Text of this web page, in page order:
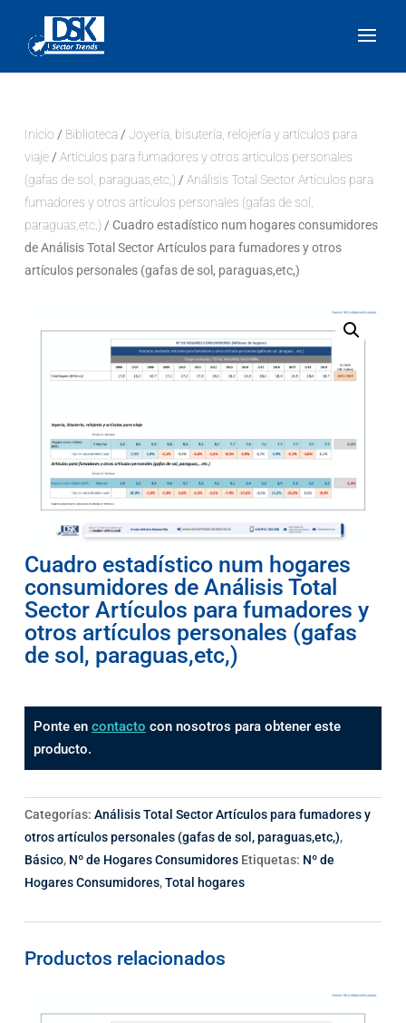
Inicio / Biblioteca/ Joyería, bisutería, relojería y artículos para
viaje/ Artículos para fumadores y otros artículos personales
(gafas de sol, paraguas,etc,) / Análisis Total Sector Artículos para
fumadores y otros artículos personales (gafas de sol,
paraguas,etc,) / Cuadro estadístico num hogares consumidores
de Análisis Total Sector Artículos para fumadores y otros
artículos personales (gafas de sol, paraguas,etc,)
Cuadro estadístico num hogares
consumidores de Análisis Total
Sector Artículos para fumadores y
otros artículos personales (gafas
de sol, paraguas,etc,)
Ponte en contacto con nosotros para obtener este
producto.
Categorías: Análisis Total Sector Artículos para fumadores y
otros artículos personales (gafas de sol, paraguas,etc,),
Básico, Nº de Hogares Consumidores Etiquetas: Nº de
Hogares Consumidores,Total hogares
Productos relacionados